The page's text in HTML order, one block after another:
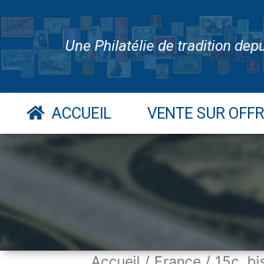
Une Philatélie de tradition
ACCUEIL VENTE SUR